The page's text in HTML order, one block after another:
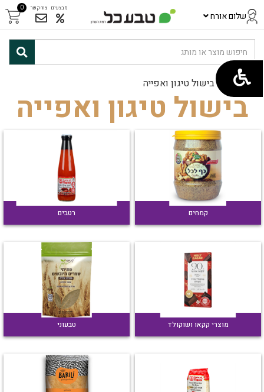
שלום אורח
0 צור-קשר מבצעים
ראשי/בישול טיגון ואפייה
בישול טיגון ואפייה
קמחים רטבים
מוצרי קקאו ושוקולד טבעוני